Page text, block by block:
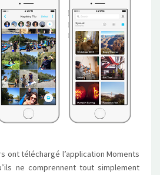
ont téléchargé l’application Moments
ne comprennent tout simplement